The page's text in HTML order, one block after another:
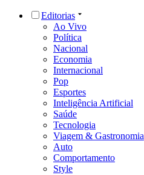
Editorias
Ao Vivo
Política
Nacional
Economia
Internacional
Pop
Esportes
Inteligência Artificial
Saúde
Tecnologia
Viagem & Gastronomia
Auto
Comportamento
Style